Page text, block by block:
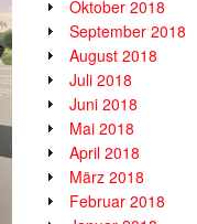
Oktober 2018
September 2018
August 2018
Juli 2018
Juni 2018
Mai 2018
April 2018
März 2018
Februar 2018